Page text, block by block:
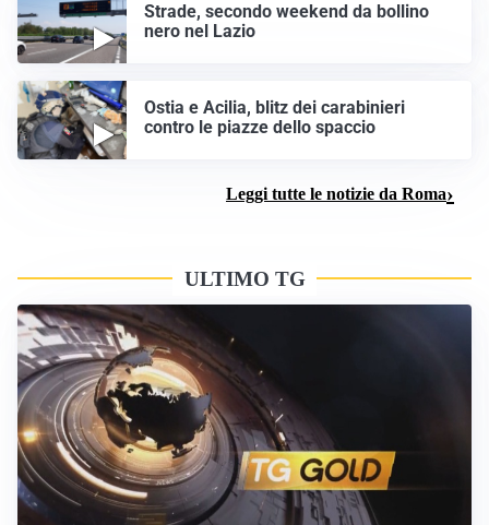
Strade, secondo weekend da bollino
nero nel Lazio
Ostia e Acilia, blitz dei carabinieri
contro le piazze dello spaccio
Leggi tutte le notizie da Roma
ULTIMO TG